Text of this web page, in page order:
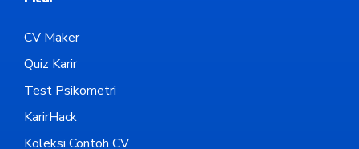
CV Maker
Quiz Karir
Test Psikometri
KarirHack
Koleksi Contoh CV